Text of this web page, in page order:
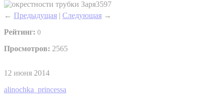
← Предыдущая | Следующая →
Рейтинг: 0
Просмотров: 2565
12 июня 2014
alinochka_princessa